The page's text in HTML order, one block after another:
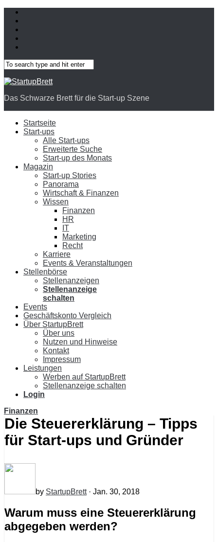
Das Schwarze Brett für die Start-up Szene
Startseite
Start-ups
Alle Start-ups
Erweiterte Suche
Start-up des Monats
Magazin
Start-up Stories
Panorama
Wirtschaft & Finanzen
Wissen
Finanzen
HR
IT
Marketing
Recht
Karriere
Events & Veranstaltungen
Stellenbörse
Stellenanzeigen
Stellenanzeige
schalten
Events
Geschäftskonto Vergleich
Über StartupBrett
Über uns
Nutzen und Hinweise
Kontakt
Impressum
Leistungen
Werben auf StartupBrett
Stellenanzeige schalten
Login
Finanzen
Die Steuererklärung – Tipps
für Start-ups und Gründer
by StartupBrett· Jan. 30, 2018
Warum muss eine Steuererklärung
abgegeben werden?